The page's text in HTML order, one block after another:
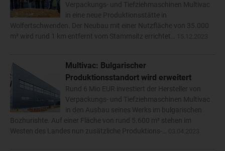
Verpackungs- und Tiefziehmaschinen Multivac
in eine neue Produktionsstätte in
Wolfertschwenden. Der Neubau mit einer Nutzfläche von 35.000
m² wird rund 1 km entfernt vom Stammsitz errichtet…
Multivac: Bulgarischer
Produktionsstandort wird erweitert
Rund 6 Mio EUR investiert der Hersteller von
Verpackungs- und Tiefziehmaschinen Multivac
in den Ausbau seines Werks im bulgarischen
Bozhurishte. Auf einer Fläche von rund 5.600 m² stehen im
Westen des Landes nun zusätzliche Produktions-…